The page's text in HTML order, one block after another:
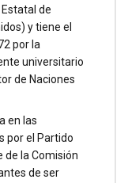
de
y tiene el
por la
universitario
de Naciones
en las
por el Partido
de la Comisión
de ser